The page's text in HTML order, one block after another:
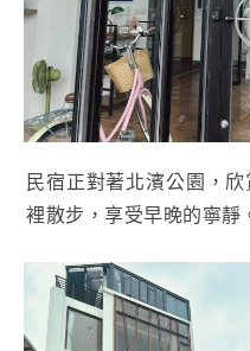
民宿正對著北濱公園，
裡散步，享受早晚的寧靜